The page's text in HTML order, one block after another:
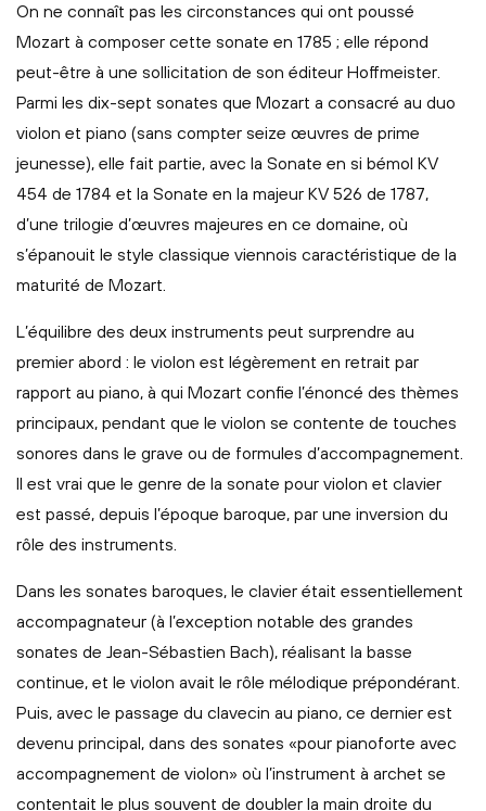
On ne connaît pas les circonstances qui ont poussé
Mozart à composer cette sonate en 1785 ; elle répond
peut-être à une sollicitation de son éditeur Hoffmeister.
Parmi les dix-sept sonates que Mozart a consacré au duo
violon et piano (sans compter seize œuvres de prime
jeunesse), elle fait partie, avec la Sonate en si bémol KV
454 de 1784 et la Sonate en la majeur KV 526 de 1787,
d’une trilogie d’œuvres majeures en ce domaine, où
s’épanouit le style classique viennois caractéristique de la
maturité de Mozart.
L’équilibre des deux instruments peut surprendre au
premier abord : le violon est légèrement en retrait par
rapport au piano, à qui Mozart confie l’énoncé des thèmes
principaux, pendant que le violon se contente de touches
sonores dans le grave ou de formules d’accompagnement.
Il est vrai que le genre de la sonate pour violon et clavier
est passé, depuis l’époque baroque, par une inversion du
rôle des instruments.
Dans les sonates baroques, le clavier était essentiellement
accompagnateur (à l’exception notable des grandes
sonates de Jean-Sébastien Bach), réalisant la basse
continue, et le violon avait le rôle mélodique prépondérant.
Puis, avec le passage du clavecin au piano, ce dernier est
devenu principal, dans des sonates «pour pianoforte avec
accompagnement de violon» où l’instrument à archet se
contentait le plus souvent de doubler la main droite du